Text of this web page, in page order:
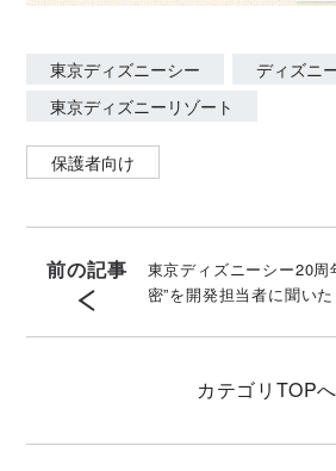
東京ディズニーシー ディズニ
東京ディズニーリゾート
保護者向け
前の記事
東京ディズニーシー20
密”を開発担当者に聞いた
カテゴリ TOPへ